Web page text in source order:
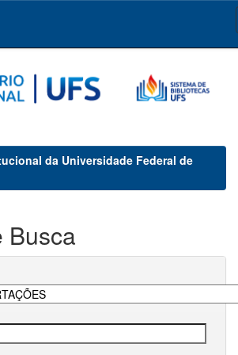
da Universidade Federal de
Busca